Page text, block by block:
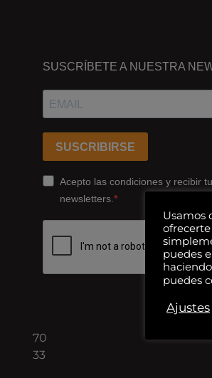
ESTAMOS
Ferrocarrils
Catalans
178,
Cornellà
08940
Barcelona
70
33
SUSCRÍBETE A NUESTRA
SUSCRIBIRSE
Acepto las condiciones y recibir
newsletters.
Usamos
puedes
puedes
Ajustes